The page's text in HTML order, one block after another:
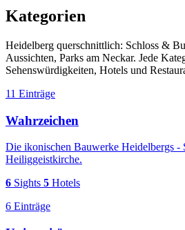
Kategorien
Heidelberg querschnittlich: Schloss &
Aussichten, Parks am Neckar. Jede
Sehenswürdigkeiten, Hotels und
11 Einträge
Wahrzeichen
Die ikonischen Bauwerke Heidelbergs -
Heiliggeistkirche.
6 Sights 5 Hotels
6 Einträge